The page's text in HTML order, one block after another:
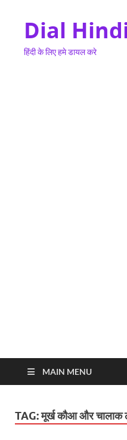
Dial
हिंदी के लिए हमे डायल करे
MAIN MENU
TAG:मूर्ख कौआ और चालाक